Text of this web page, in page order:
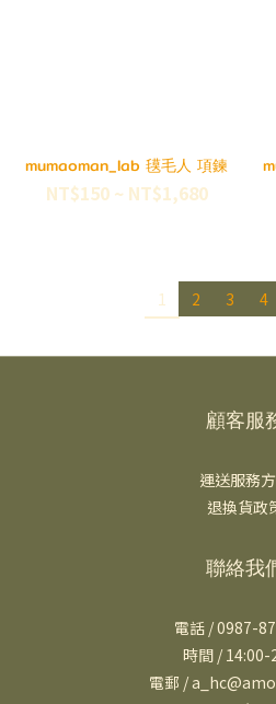
mumaoman_lab 氁毛人 項鍊
NT$150 ~ NT$1,680
1 2 3 4
顧客服
運送服務
退換貨政
聯絡我
電話 / 0987-
時間 / 14:00-
電郵 /